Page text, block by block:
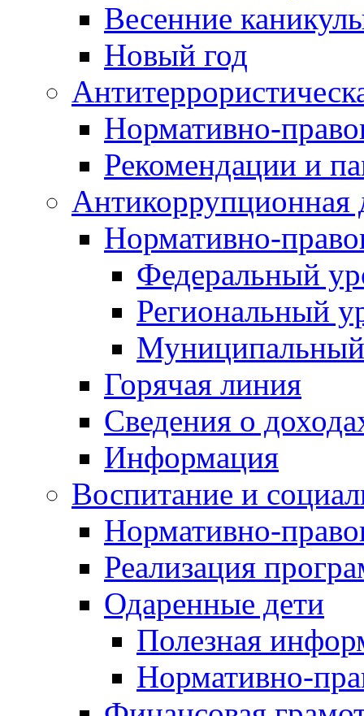
Весенние
Новый год
Нормативно-
Рекомендации и
Антикоррупционная
Нормативно-
Федеральный
Региональный
Горячая линия
Сведения о
Информация
Воспитание и
Нормативно-
Реализация
Одаренные дети
Полезная
Нормативно-